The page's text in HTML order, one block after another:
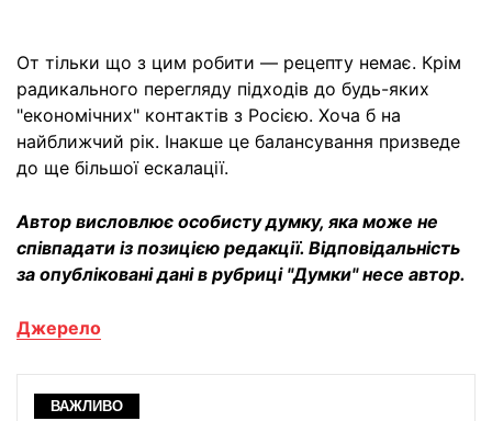
От тільки що з цим робити — рецепту немає. Крім
радикального перегляду підходів до будь-яких
"економічних" контактів з Росією. Хоча б на
найближчий рік. Інакше це балансування призведе
до ще більшої ескалації.
Автор висловлює особисту думку, яка може не
співпадати із позицією редакції. Відповідальність
за опубліковані дані в рубриці "Думки" несе автор.
Джерело
ВАЖЛИВО